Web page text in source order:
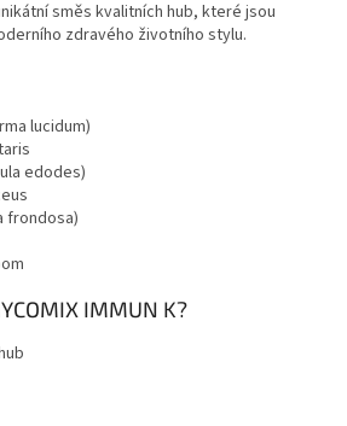
směs kvalitních hub, které jsou
zdravého životního stylu.
lucidum)
edodes)
frondosa)
IMMUN K?